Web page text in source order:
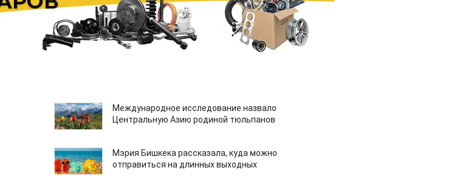
Международное исследование назвало
Центральную Азию родиной тюльпанов
Мэрия Бишкека рассказала, куда можно
отправиться на длинных выходных